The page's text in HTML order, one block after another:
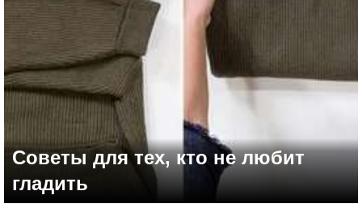
Советы для тех, кто не любит
гладить